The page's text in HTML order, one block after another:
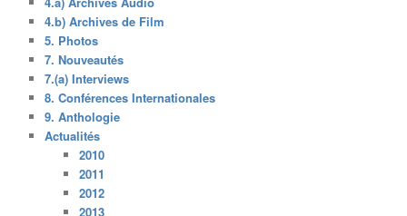
4.b) Archives de Film
5. Photos
7. Nouveautés
7.(a) Interviews
8. Conférences Internationales
9. Anthologie
Actualités
2010
2011
2012
2013